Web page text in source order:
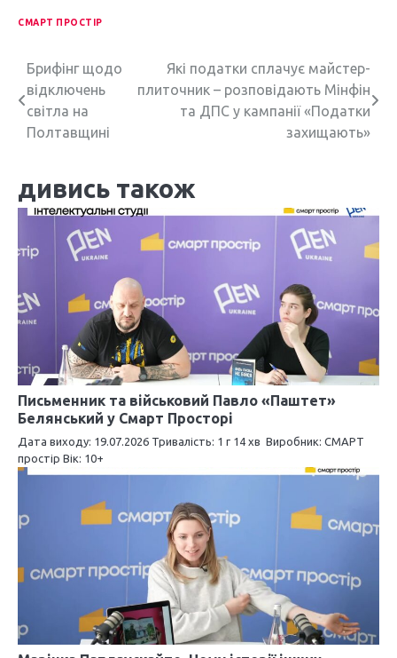
СМАРТ ПРОСТІР
Н
а
в
г
ц
і
я
з
а
п
и
і
Брифінг щодо
відключень
світла на
Полтавщині
Які податки сплачує майстер-
плиточник – розповідають Мінфін
та ДПС у кампанії «Податки
захищають»
дивись також
Письменник та військовий Павло «Паштет»
Белянський у Смарт Просторі
Дата виходу: 19.07.2026 Тривалість: 1 г 14 хв Виробник: СМАРТ
простір Вік: 10+